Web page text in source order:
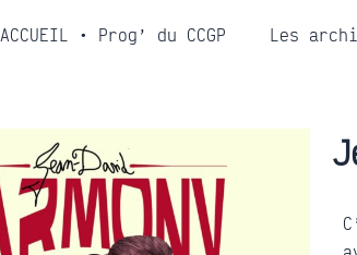
ACCUEIL • Prog’ du CCGP Les